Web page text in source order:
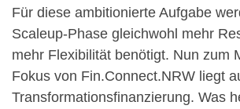
Für diese ambitionierte Aufgabe
Scaleup-Phase gleichwohl mehr
mehr Flexibilität benötigt. Nun zum
Fokus von Fin.Connect.NRW liegt
Transformationsfinanzierung. Was